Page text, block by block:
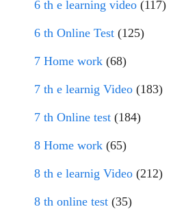
6 th e learning video (117)
6 th Online Test (125)
7 Home work (68)
7 th e learnig Video (183)
7 th Online test (184)
8 Home work (65)
8 th e learnig Video (212)
8 th online test (35)